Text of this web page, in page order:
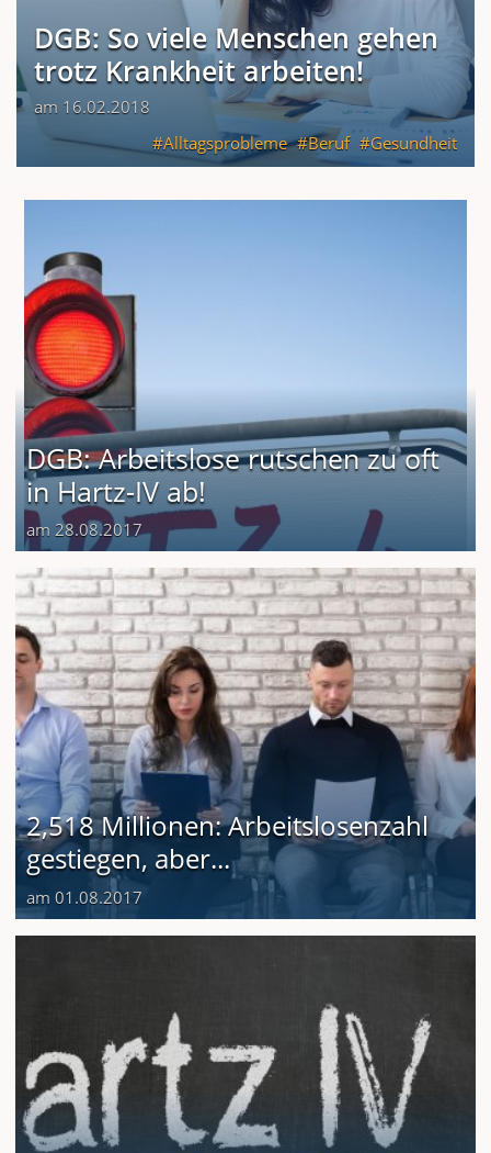
DGB: So viele Menschen gehen
trotz Krankheit arbeiten!
am 16.02.2018
Alltagsprobleme
Beruf Gesundheit
DGB: Arbeitslose rutschen zu oft
in Hartz-IV ab!
am 28.08.2017
2,518 Millionen: Arbeitslosenzahl
gestiegen, aber...
am 01.08.2017